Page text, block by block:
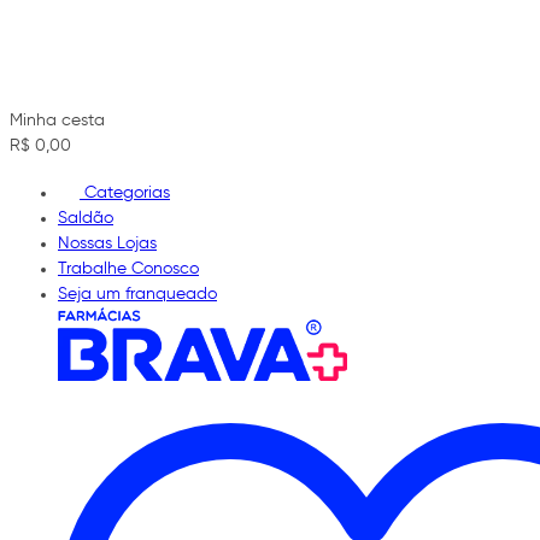
Minha cesta
R$ 0,00
Categorias
Saldão
Nossas Lojas
Trabalhe Conosco
Seja um franqueado